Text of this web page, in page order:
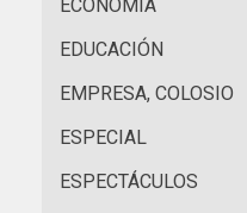
ECONOMÍA
EDUCACIÓN
EMPRESA, COLOSIO
ESPECIAL
ESPECTÁCULOS